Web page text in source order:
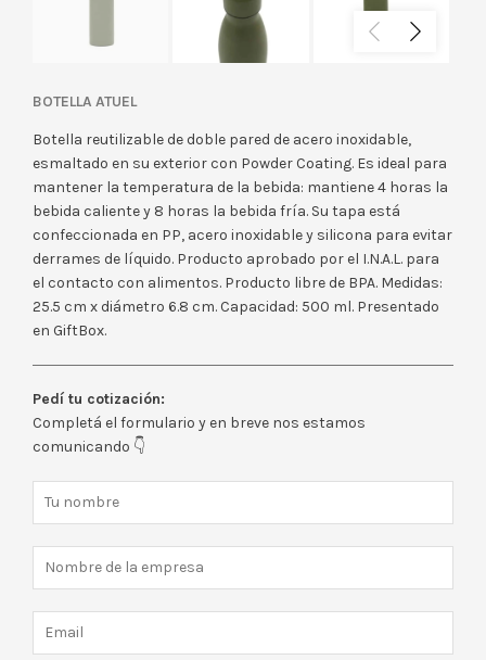
BOTELLA ATUEL
Botella reutilizable de doble pared de acero inoxidable,
esmaltado en su exterior con Powder Coating. Es ideal para
mantener la temperatura de la bebida: mantiene 4 horas la
bebida caliente y 8 horas la bebida fría. Su tapa está
confeccionada en PP, acero inoxidable y silicona para evitar
derrames de líquido. Producto aprobado por el I.N.A.L. para
el contacto con alimentos. Producto libre de BPA. Medidas:
25.5 cm x diámetro 6.8 cm. Capacidad: 500 ml. Presentado
en GiftBox.
Pedí tu cotización:
Completá el formulario y en breve nos estamos
comunicando 👇